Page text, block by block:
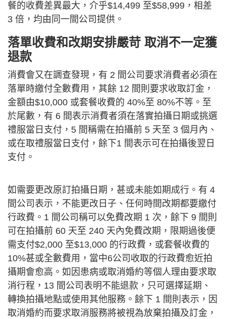
餐的收費差異最大，介乎$14,499 至$58,999，相差
3 倍，均由同一間公司提供。
落單收費和改期安排嚴苛 取消不一定獲
退款
消費會又在調查發現，有 2 間公司要求消費者必須在
落單時繳付全數費用，其餘 12 間則要求收取訂金，
金額由$10,000 或套餐收費的 40%至 80%不等。至
於尾數，有 6 間表示消費者須在落實拍攝日期或挑選
禮服當日支付，5 間稱需在拍攝前 5 天至 3 個月內、
或在取禮服當日支付，餘下1 間表示可在拍攝後翌日
支付。
如需要更改原訂拍攝日期，甚或未能如期成行。有 4
間公司表示，不能更改日子、任何時間改期都要繳付
行政費。1 間公司稱可以免費改期 1 次，餘下 9 間則
可在拍攝前 60 天至 240 天內免費改期，限期過後便
需支付$2,000 至$13,000 的行政費，或套餐收費的
10%甚或全數費用，當中6公司收取的行政費愈近拍
攝期會愈高。如因患病或取消婚約等個人理由要求取
消行程，13 間公司表明不能退款，只可選擇延期、
轉換拍攝地點或使用其他服務。餘下 1 間則表示，因
取消婚約而要求取消服務將被視為放棄拍攝及訂金，